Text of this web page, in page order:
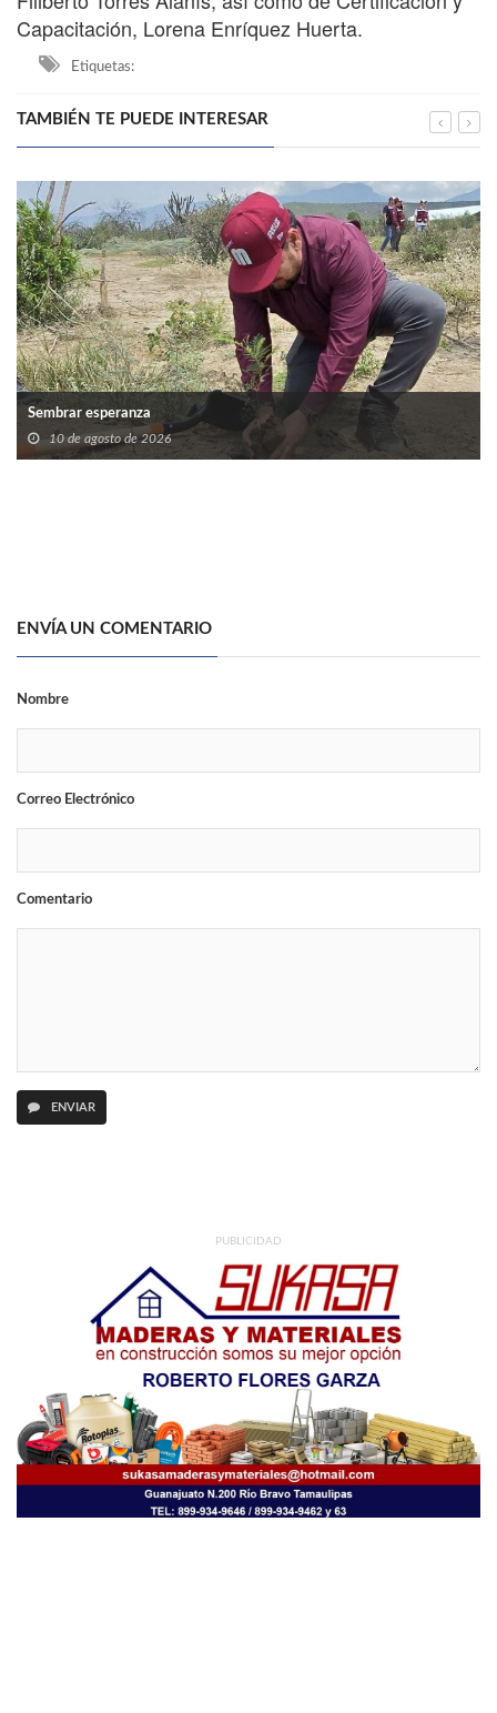
Capacitación, Lorena Enríquez Huerta.
Etiquetas:
TAMBIÉN TE PUEDE INTERESAR
Sembrar esperanza
10 de agosto de 2026
ENVÍA UN COMENTARIO
Nombre
Correo Electrónico
Comentario
ENVIAR
PUBLICIDAD